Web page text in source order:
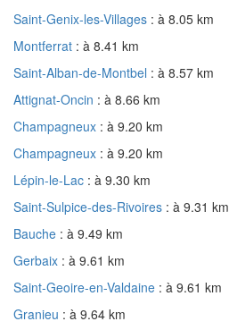
Saint-Genix-les-Villages : à 8.05 km
Montferrat : à 8.41 km
Saint-Alban-de-Montbel : à 8.57 km
Attignat-Oncin : à 8.66 km
Champagneux : à 9.20 km
Champagneux : à 9.20 km
Lépin-le-Lac : à 9.30 km
Saint-Sulpice-des-Rivoires : à 9.31 km
Bauche : à 9.49 km
Gerbaix : à 9.61 km
Saint-Geoire-en-Valdaine : à 9.61 km
Granieu : à 9.64 km